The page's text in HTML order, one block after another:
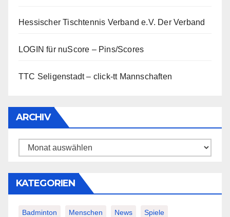
Hessischer Tischtennis Verband e.V. Der Verband
LOGIN für nuScore – Pins/Scores
TTC Seligenstadt – click-tt Mannschaften
ARCHIV
Archiv
KATEGORIEN
Badminton Menschen News Spiele